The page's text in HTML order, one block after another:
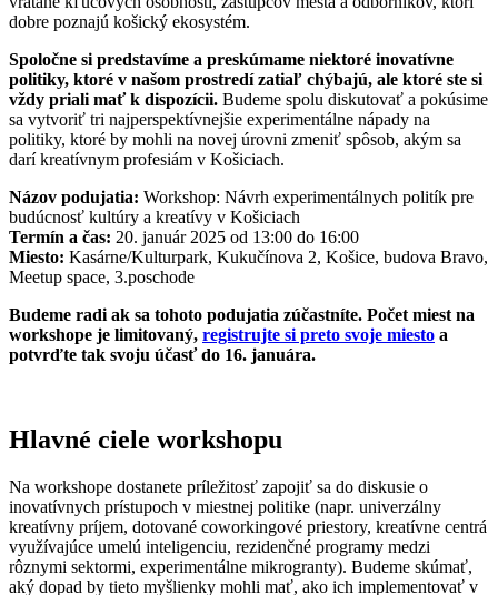
dobre poznajú košický ekosystém.
Spoločne si predstavíme a preskúmame niektoré inovatívne
politiky, ktoré v našom prostredí zatiaľ chýbajú, ale ktoré ste si
vždy priali mať k dispozícii. Budeme spolu diskutovať a pokúsime
sa vytvoriť tri najperspektívnejšie experimentálne nápady na
politiky, ktoré by mohli na novej úrovni zmeniť spôsob, akým sa
darí kreatívnym profesiám v Košiciach.
Názov podujatia: Workshop: Návrh experimentálnych politík pre
budúcnosť kultúry a kreatívy v Košiciach
Termín a čas: 20. január 2025 od 13:00 do 16:00
Miesto: Kasárne/Kulturpark, Kukučínova 2, Košice, budova Bravo,
Meetup space, 3.poschode
Budeme radi ak sa tohoto podujatia zúčastníte. Počet miest na
workshope je limitovaný, registrujte si preto svoje miesto a
potvrďte tak svoju účasť do 16. januára.
Hlavné ciele workshopu
Na workshope dostanete príležitosť zapojiť sa do diskusie o
inovatívnych prístupoch v miestnej politike (napr. univerzálny
kreatívny príjem, dotované coworkingové priestory, kreatívne centrá
využívajúce umelú inteligenciu, rezidenčné programy medzi
rôznymi sektormi, experimentálne mikrogranty). Budeme skúmať,
aký dopad by tieto myšlienky mohli mať, ako ich implementovať v